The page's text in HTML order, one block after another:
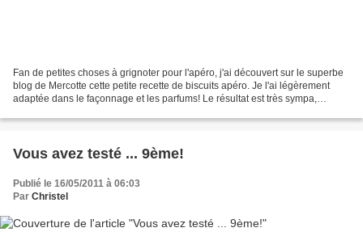
Fan de petites choses à grignoter pour l'apéro, j'ai découvert sur le superbe
blog de Mercotte cette petite recette de biscuits apéro. Je l'ai légèrement
adaptée dans le façonnage et les parfums! Le résultat est très sympa,
Vous avez testé ... 9ème!
Publié le 16/05/2011 à 06:03
Par Christel